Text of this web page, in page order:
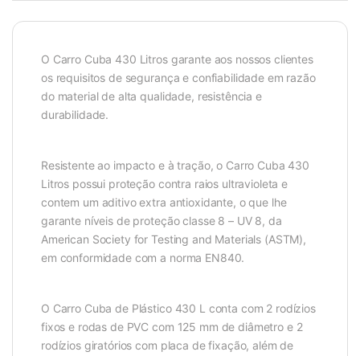
O Carro Cuba 430 Litros garante aos nossos clientes
os requisitos de segurança e confiabilidade em razão
do material de alta qualidade, resistência e
durabilidade.
Resistente ao impacto e à tração, o Carro Cuba 430
Litros possui proteção contra raios ultravioleta e
contem um aditivo extra antioxidante, o que lhe
garante níveis de proteção classe 8 – UV 8, da
American Society for Testing and Materials (ASTM),
em conformidade com a norma EN840.
O Carro Cuba de Plástico 430 L conta com 2 rodízios
fixos e rodas de PVC com 125 mm de diâmetro e 2
rodízios giratórios com placa de fixação, além de